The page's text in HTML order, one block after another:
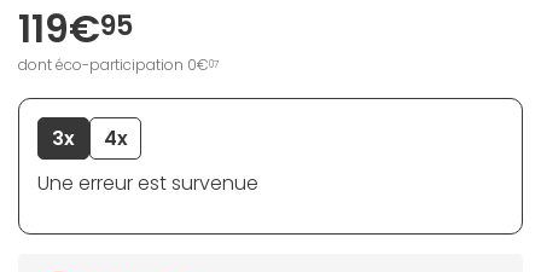
119€95
dont éco-participation 0€07
3x
4x
Une erreur est survenue